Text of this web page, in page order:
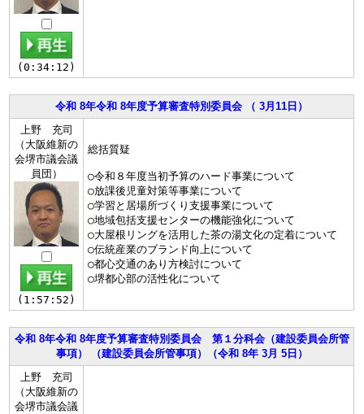
(0:34:12)
令和 8年令和 8年度予算審査特別委員会 （ 3月11日）
上野 充司
（大阪維新の
会堺市議会議
員団）
(1:57:52)
総括質疑
○令和８年度当初予算のハード事業について
○放課後児童対策等事業について
○学習と居場所づくり支援事業について
○地域包括支援センターの機能強化について
○大屋根リングを活用した茶の湯文化の定着について
○伝統産業のブランド向上について
○都心交通のあり方検討について
○堺都心部の活性化について
令和 8年令和 8年度予算審査特別委員会 第１分科会（建設委員会所管
事項） （建設委員会所管事項）（令和 8年 3月 5日）
上野 充司
（大阪維新の
会堺市議会議